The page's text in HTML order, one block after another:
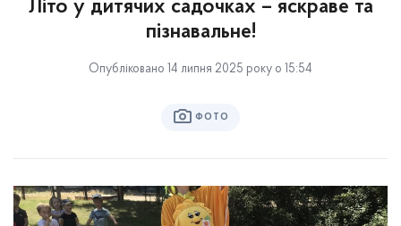
Літо у дитячих садочках – яскраве та
пізнавальне!
Опубліковано 14 липня 2025 року о 15:54
ФОТО